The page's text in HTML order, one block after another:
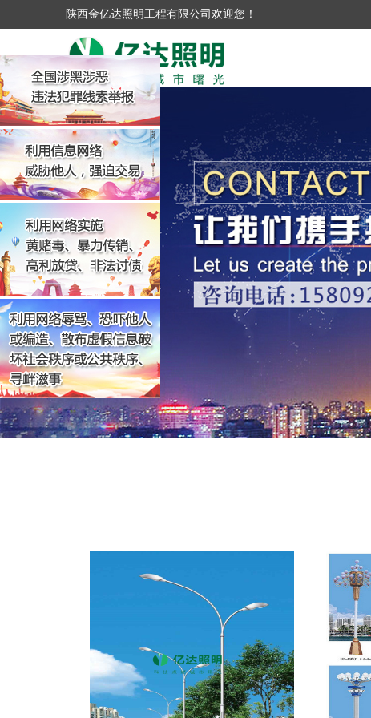
陕西金亿达照明工程有限公司欢迎您！